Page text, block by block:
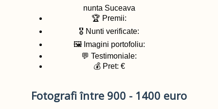
nunta Suceava
🏆 Premii:
🎖️ Nunti verificate:
🖼️ Imagini portofoliu:
💬 Testimoniale:
💰 Pret: €
Fotografi între 900 - 1400 euro